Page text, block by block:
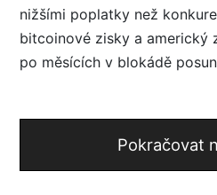
nižšími poplatky než
bitcoinové zisky a americký
po měsících v blokádě
Pokračovat